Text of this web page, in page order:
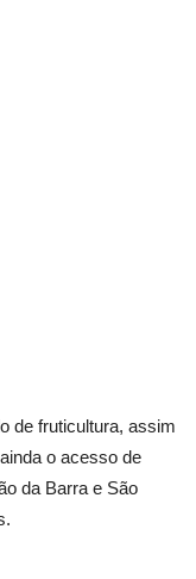
de fruticultura, assim
o acesso de
da Barra e São